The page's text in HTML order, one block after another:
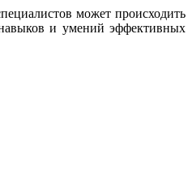
может происходить
навыков и умений эффективных